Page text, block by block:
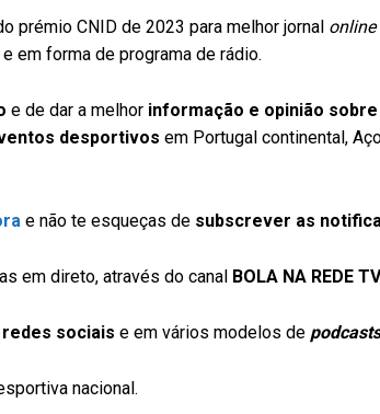
prémio CNID de 2023 para melhor jornal online
em forma de programa de rádio.
e de dar a melhor informação e opinião
desportivos em Portugal continental,
e não te esqueças de subscrever as
em direto, através do canal BOLA NA REDE TV
redes sociais e em vários modelos de podcasts
nacional.